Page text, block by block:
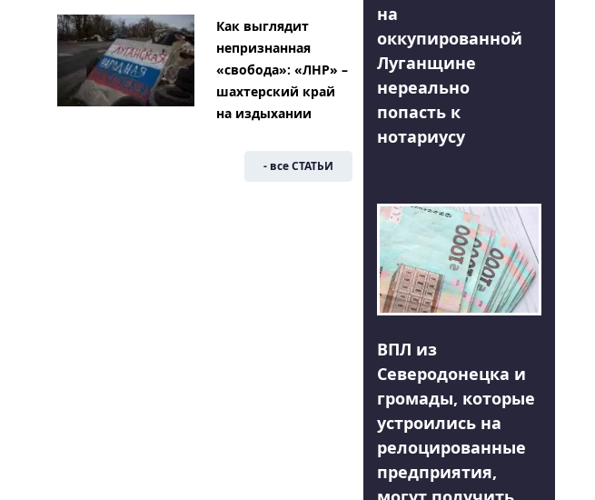
Как выглядит
непризнанная
«свобода»: «ЛНР» –
шахтерский край
на издыхании
- все СТАТЬИ
на
оккупированной
Луганщине
нереально
попасть к
нотариусу
ВПЛ из
Северодонецка и
громады, которые
устроились на
релоцированные
предприятия,